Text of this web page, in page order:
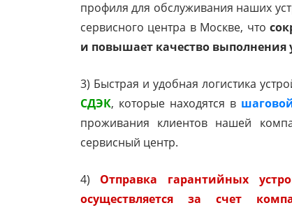
профиля для обслуживания наших
сервисного центра в Москве, что
и повышает качество выполнения
3) Быстрая и удобная логистика
СДЭК, которые находятся в
проживания клиентов нашей
сервисный центр.
4) Отправка гарантийных
осуществляется за счет